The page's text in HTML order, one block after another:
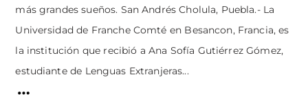
más grandes sueños. San Andrés Cholula, Puebla.- La
Universidad de Franche Comté en Besancon, Francia, es
la institución que recibió a Ana Sofía Gutiérrez Gómez,
estudiante de Lenguas Extranjeras...